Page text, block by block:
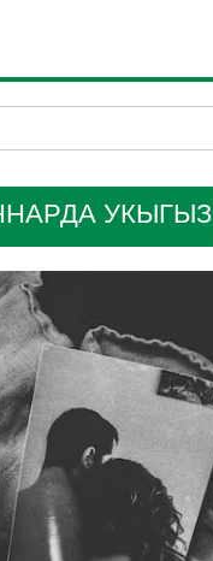
УКЫГЫЗ